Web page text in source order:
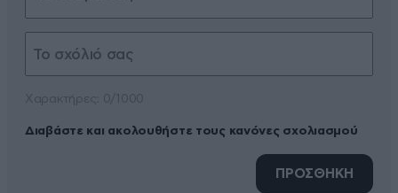
Διαβάστε και ακολουθήστε τους κανόνες σχολιασμού
ΠΡΟΣΘΗΚΗ